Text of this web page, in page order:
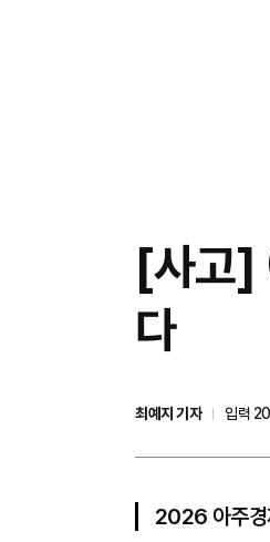
[사고]
다
최예지 기자
입력
2026 아주경